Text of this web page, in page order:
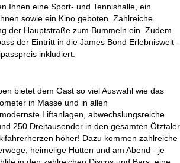
Ihnen eine Sport- und Tennishalle, ein
sowie ein Kino geboten. Zahlreiche
der Hauptstraße zum Bummeln ein. Zudem
der Eintritt in die James Bond Erlebniswelt -
inkludiert.
bietet dem Gast so viel Auswahl wie das
in Masse und in allen
Liftanlagen, abwechslungsreiche
250 Dreitausender in den gesamten Ötztaler
höher! Dazu kommen zahlreiche
heimelige Hütten und am Abend - je